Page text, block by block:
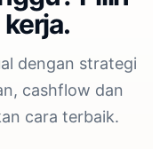
dengan strategi
cashflow dan
cara terbaik.